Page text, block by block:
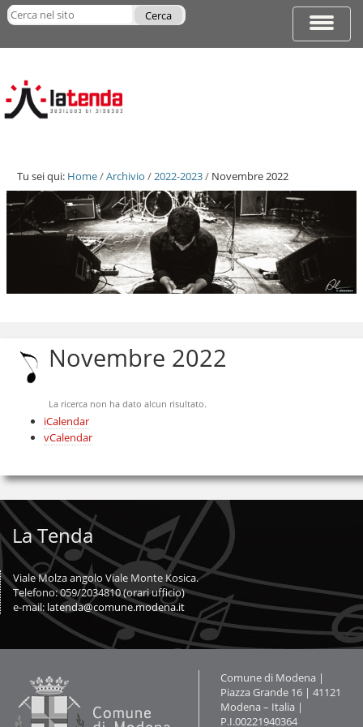
Salta
ai
|
navigazione
Espandi
di
Cerca nel sito
avanzata…
Tu sei qui: Home/Archivio /2022-2023/ Novembre 2022
Salta
navigazione
Novembre 2022
La ricerca non ha dato alcun risultato.
Azioni
sul
documento
iCalendar
vCalendar
La Tenda
Viale Molza angolo Viale Monte Kosica.
Telefono: 059/2034810 (orari ufficio)
e-mail: latenda@comune.modena.it
Contatti
Comune di Modena |
Piazza Grande 16 | 41121
Modena – Italia |
P.I.00221940364